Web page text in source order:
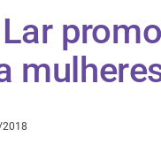
2018